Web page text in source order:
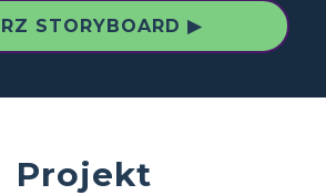
STORYBOARD ▶
Projekt